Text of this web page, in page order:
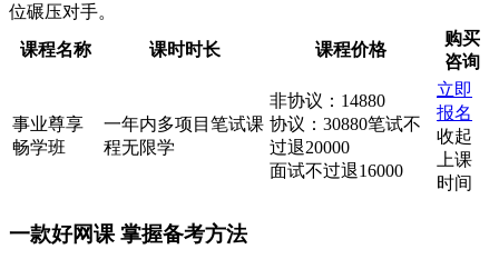
位碾压对手。
课程名称
课时时长 课程价格
购买
咨询
事业尊享
畅学班
一年内多项目笔试课
程无限学
非协议：14880
协议：30880笔试不
过退20000
面试不过退16000
立即
报名
收起
上课
时间
一款好网课 掌握备考方法